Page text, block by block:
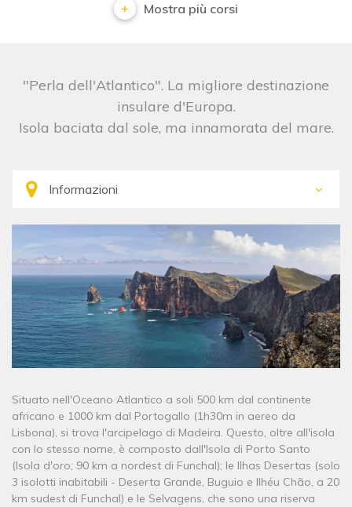
Mostra più corsi
"Perla dell'Atlantico". La migliore destinazione
insulare d'Europa.
Isola baciata dal sole, ma innamorata del mare.
Situato nell'Oceano Atlantico a soli 500 km dal continente
africano e 1000 km dal Portogallo (1h30m in aereo da
Lisbona), si trova l'arcipelago di Madeira. Questo, oltre all'isola
con lo stesso nome, è composto dall'Isola di Porto Santo
(Isola d'oro; 90 km a nordest di Funchal); le Ilhas Desertas (solo
3 isolotti inabitabili - Deserta Grande, Buguio e Ilhéu Chão, a 20
km sudest di Funchal) e le Selvagens, che sono una riserva